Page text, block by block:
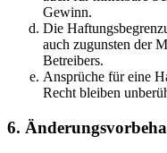
Gewinn.
Die
auch zugunsten der
Betreibers.
Ansprüche für eine
Recht bleiben
6.